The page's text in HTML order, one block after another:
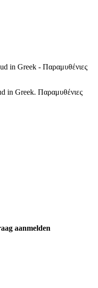
in Greek - Παραμυθένιες
in Greek. Παραμυθένιες
aanmelden